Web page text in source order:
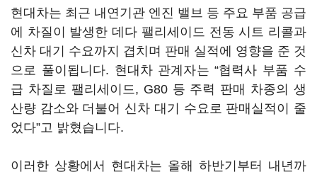
현대차는 최근 내연기관 엔진 밸브 등 주요 부품 공급
에 차질이 발생한 데다 팰리세이드 전동 시트 리콜과
신차 대기 수요까지 겹치며 판매 실적에 영향을 준 것
으로 풀이됩니다. 현대차 관계자는 “협력사 부품 수
급 차질로 팰리세이드, G80 등 주력 판매 차종의 생
산량 감소와 더불어 신차 대기 수요로 판매실적이 줄
었다”고 밝혔습니다.
이러한 상황에서 현대차는 올해 하반기부터 내년까